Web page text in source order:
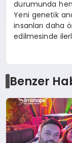
durumunda
Yeni genetik
insanları daha
edilmesinde
Benzer